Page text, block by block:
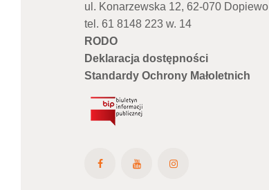
ul. Konarzewska 12, 62-070 Dopiewo
tel. 61 8148 223 w. 14
RODO
Deklaracja dostępności
Standardy Ochrony Małoletnich